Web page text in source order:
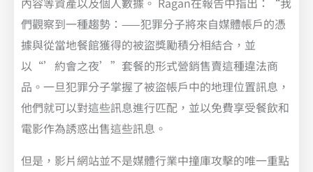
們觀察到一種趨勢：——犯罪分子將來自媒體帳戶的憑
據與從當地餐館獲得的被盜獎勵積分相結合，並
以“’約會之夜’”套餐的形式營銷售賣這種違法商
品。一旦犯罪分子掌握了被盜帳戶中的地理位置訊息，
他們就可以對這些訊息進行匹配，並以免費享受餐飲和
電影作為誘惑出售這些訊息。
但是，影片網站並不是媒體行業中撞庫攻擊的唯一重點